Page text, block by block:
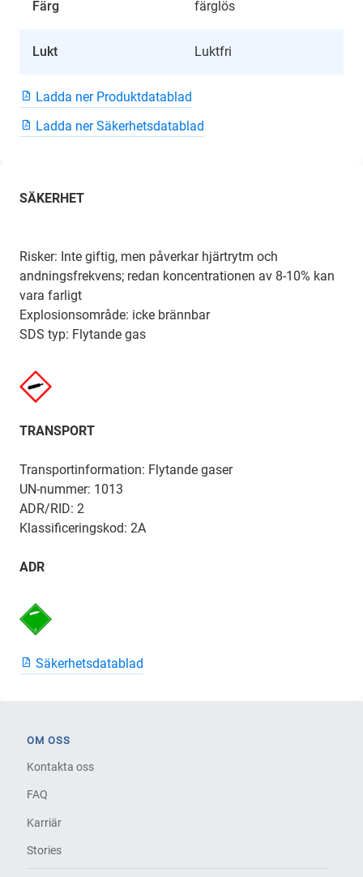
Färg färglös
Lukt Luktfri
Ladda ner Produktdatablad
Ladda ner Säkerhetsdatablad
SÄKERHET
Risker: Inte giftig, men påverkar hjärtrytm och
andningsfrekvens; redan koncentrationen av 8-10% kan
vara farligt
Explosionsområde: icke brännbar
SDS typ: Flytande gas
TRANSPORT
Transportinformation: Flytande gaser
UN-nummer: 1013
ADR/RID: 2
Klassificeringskod: 2A
ADR
Säkerhetsdatablad
OM OSS
Kontakta oss
FAQ
Karriär
Stories